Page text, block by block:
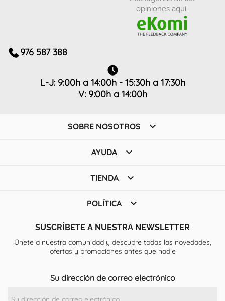
opiniones aquí.
976 587 388
L-J: 9:00h a 14:00h - 15:30h a 17:30h
V: 9:00h a 14:00h
SOBRE NOSOTROS 
AYUDA 
TIENDA 
POLÍTICA 
SUSCRÍBETE A NUESTRA NEWSLETTER
Únete a nuestra comunidad y descubre todas las novedades,
ofertas y promociones antes que nadie
Su dirección de correo electrónico